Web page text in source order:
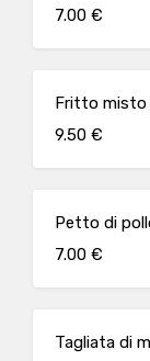
7.00 €
Fritto misto
9.50 €
Petto di
7.00 €
Tagliata di